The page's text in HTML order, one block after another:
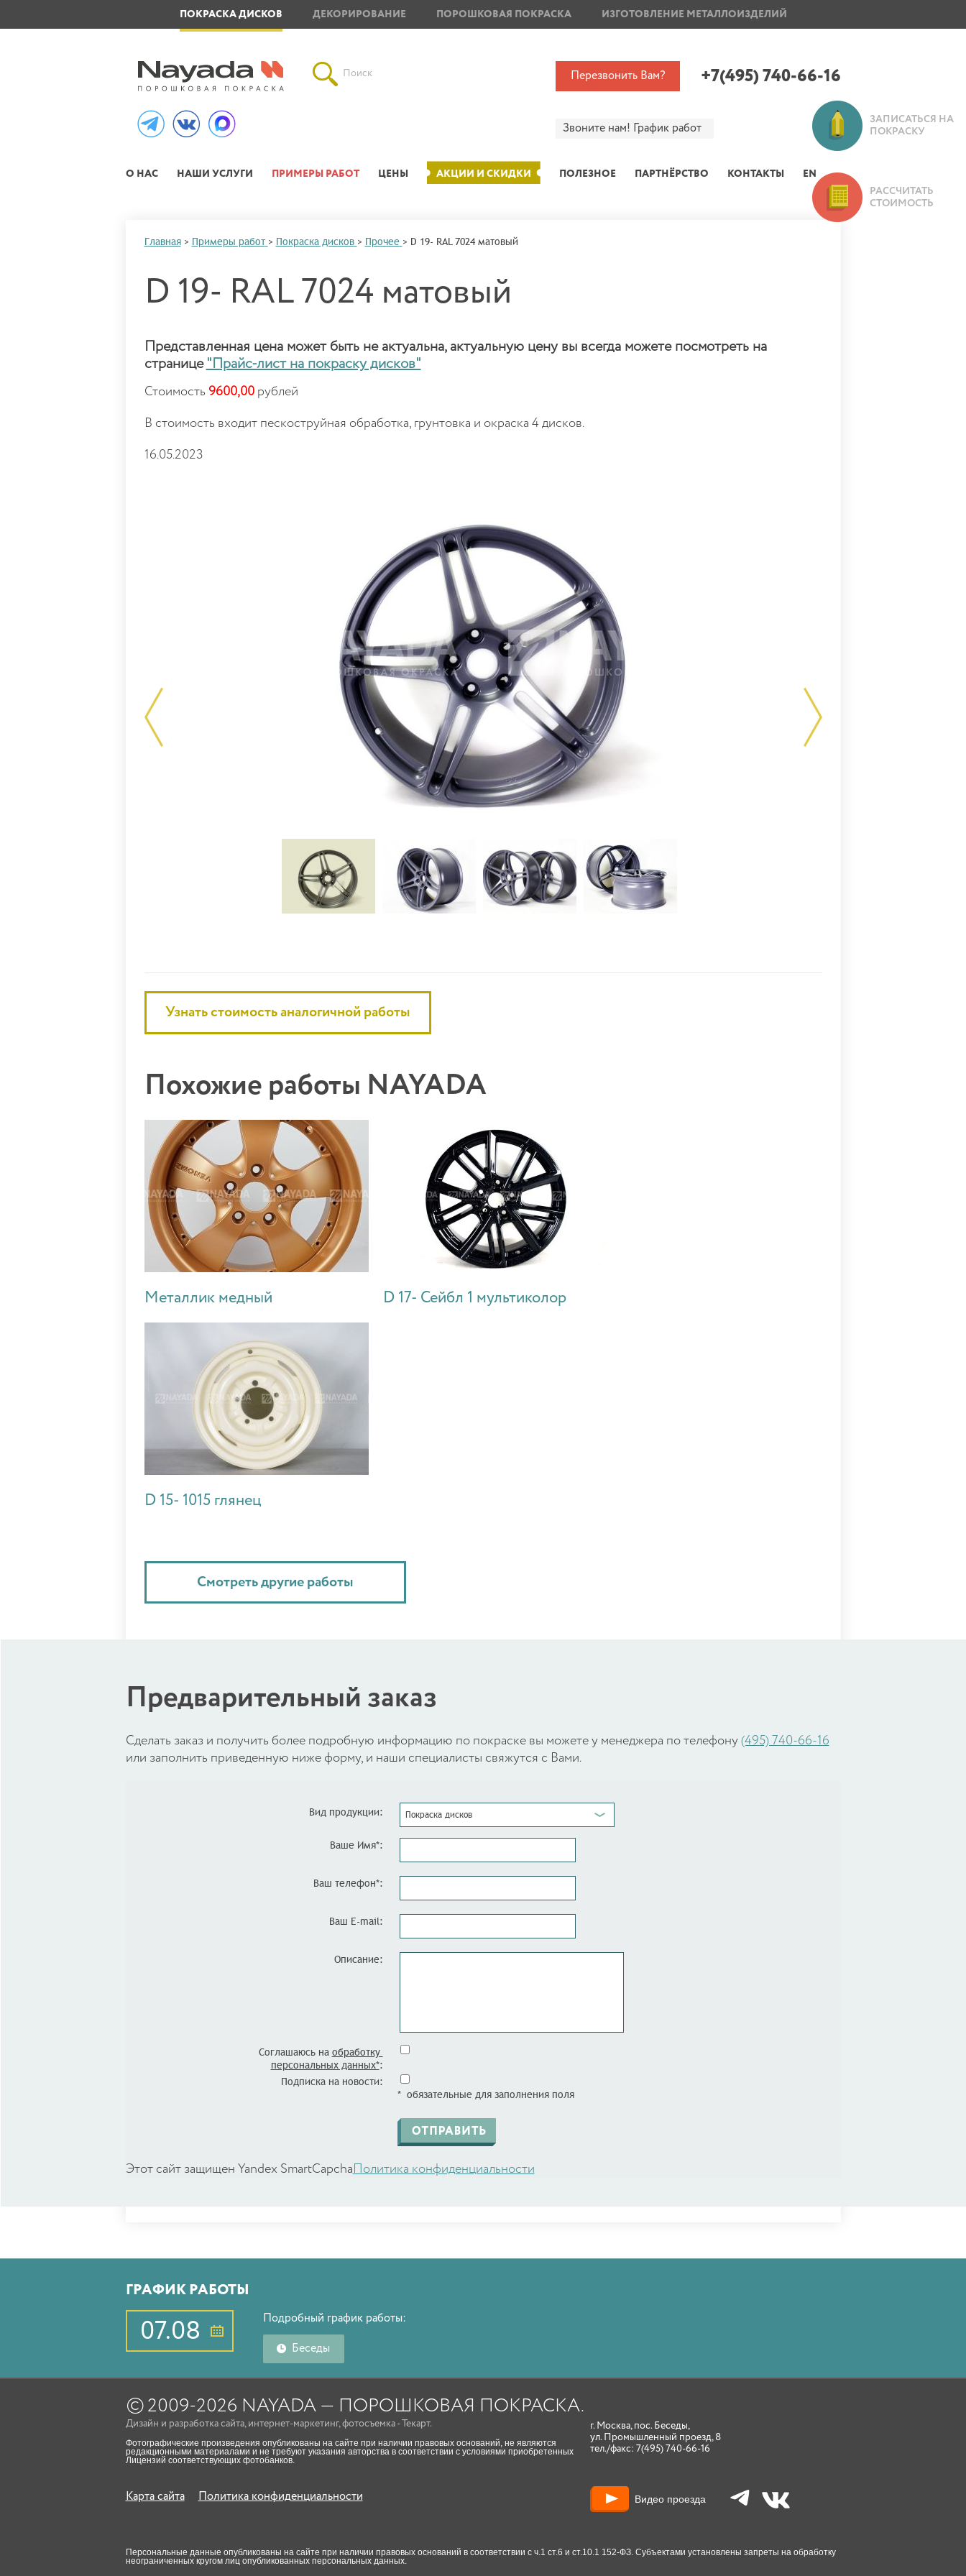
ПОКРАСКА ДИСКОВ ДЕКОРИРОВАНИЕ ПОРОШКОВАЯ ПОКРАСКА ИЗГОТОВЛЕНИЕ МЕТАЛЛОИЗДЕЛИЙ
Поиск Перезвонить Вам? +7(495) 740-66-16
Звоните нам! График работ
О НАС НАШИ УСЛУГИ ПРИМЕРЫ РАБОТ ЦЕНЫ АКЦИИ И СКИДКИ ПОЛЕЗНОЕ ПАРТНЁРСТВО КОНТАКТЫ EN
Главная > Примеры работ > Покраска дисков > Прочее > D 19- RAL 7024 матовый
D 19- RAL 7024 матовый
Представленная цена может быть не актуальна, актуальную цену вы всегда можете посмотреть на
странице "Прайс-лист на покраску дисков"
Стоимость 9600,00рублей
В стоимость входит пескоструйная обработка, грунтовка и окраска 4 дисков.
16.05.2023
Узнать стоимость аналогичной работы
Похожие работы NAYADA
Металлик медный D 17- Сейбл 1 мультиколор
D 15- 1015 глянец
Смотреть другие работы
Предварительный заказ
Cделать заказ и получить более подробную информацию по покраске вы можете у менеджера по телефону (495) 740-66-16
или заполнить приведенную ниже форму, и наши специалисты свяжутся с Вами.
Вид продукции: Покраска дисков
Ваше Имя*:
Ваш телефон*:
Ваш E-mail:
Описание:
Соглашаюсь на обработку
персональных данных*:
Подписка на новости:
* обязательные для заполнения поля
Этот сайт защищен Yandex SmartCapcha Политика конфиденциальности
ЗАПИСАТЬСЯ НА
ПОКРАСКУ
РАССЧИТАТЬ
СТОИМОСТЬ
ГРАФИК РАБОТЫ
07.08 Подробный график работы:
Беседы
© 2009-2026 NAYADA — ПОРОШКОВАЯ ПОКРАСКА.
Дизайн и разработка сайта, интернет-маркетинг,фотосъемка- Текарт.
Фотографические произведения опубликованы на сайте при наличии правовых оснований, не являются
редакционными материалами и не требуют указания авторства в соответствии с условиями приобретенных
Лицензий соответствующих фотобанков.
г. Москва, пос. Беседы,
ул. Промышленный проезд, 8
тел./факс: 7(495) 740-66-16
Карта сайта Политика конфиденциальности Видео проезда
Персональные данные опубликованы на сайте при наличии правовых оснований в соответствии с ч.1 ст.6 и ст.10.1 152-ФЗ. Субъектами установлены запреты на обработку
неограниченных кругом лиц опубликованных персональных данных.